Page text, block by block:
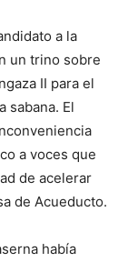
a la
un trino sobre
II para el
sabana. El
a voces que
de acelerar
de Acueducto.
había